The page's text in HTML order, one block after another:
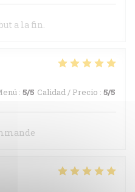
a la fin.
: 5/5 Calidad / Precio : 5/5